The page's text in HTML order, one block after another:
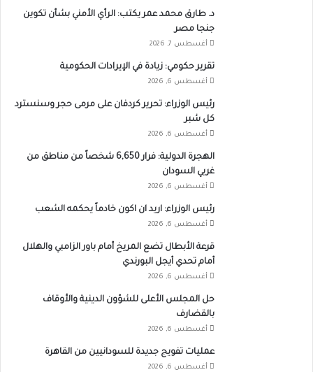
د. طارق محمد عمر يكتب: الرأي الأمني بشأن تكوين
جنجا مصر
أغسطس 7, 2026
تقرير حكومي: زيادة في الإيرادات الحكومية
أغسطس 6, 2026
رئيس الوزراء: تحرير كردفان على مرمى حجر وسنسترد
كل شبر
أغسطس 6, 2026
الهجرة الدولية: فرار 6,650 شخصاً من مناطق من
غربي السودان
أغسطس 6, 2026
رئيس الوزراء: اريد ان اكون خادماً يحكمه الشعب
أغسطس 6, 2026
قرعة الأبطال تضع المريخ أمام باور الزامبي والهلال
أمام تحدي أيجل البورندي
أغسطس 6, 2026
حل المجلس الأعلى للشؤون الدينية والأوقاف
بالقضارف
أغسطس 6, 2026
عمليات تفويج جديدة للسودانيين من القاهرة
أغسطس 6, 2026